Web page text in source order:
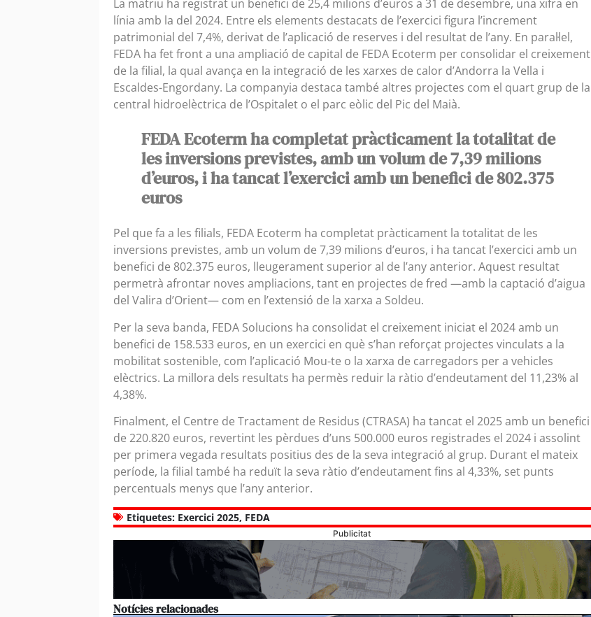
La matriu ha registrat un benefici de 25,4 milions d’euros a 31 de desembre, una xifra en
línia amb la del 2024. Entre els elements destacats de l’exercici figura l’increment
patrimonial del 7,4%, derivat de l’aplicació de reserves i del resultat de l’any. En paral·lel,
FEDA ha fet front a una ampliació de capital de FEDA Ecoterm per consolidar el creixement
de la filial, la qual avança en la integració de les xarxes de calor d’Andorra la Vella i
Escaldes-Engordany. La companyia destaca també altres projectes com el quart grup de la
central hidroelèctrica de l’Ospitalet o el parc eòlic del Pic del Maià.
FEDA Ecoterm ha completat pràcticament la totalitat de
les inversions previstes, amb un volum de 7,39 milions
d’euros, i ha tancat l’exercici amb un benefici de 802.375
euros
Pel que fa a les filials, FEDA Ecoterm ha completat pràcticament la totalitat de les
inversions previstes, amb un volum de 7,39 milions d’euros, i ha tancat l’exercici amb un
benefici de 802.375 euros, lleugerament superior al de l’any anterior. Aquest resultat
permetrà afrontar noves ampliacions, tant en projectes de fred —amb la captació d’aigua
del Valira d’Orient— com en l’extensió de la xarxa a Soldeu.
Per la seva banda, FEDA Solucions ha consolidat el creixement iniciat el 2024 amb un
benefici de 158.533 euros, en un exercici en què s’han reforçat projectes vinculats a la
mobilitat sostenible, com l’aplicació Mou-te o la xarxa de carregadors per a vehicles
elèctrics. La millora dels resultats ha permès reduir la ràtio d’endeutament del 11,23% al
4,38%.
Finalment, el Centre de Tractament de Residus (CTRASA) ha tancat el 2025 amb un benefici
de 220.820 euros, revertint les pèrdues d’uns 500.000 euros registrades el 2024 i assolint
per primera vegada resultats positius des de la seva integració al grup. Durant el mateix
període, la filial també ha reduït la seva ràtio d’endeutament fins al 4,33%, set punts
percentuals menys que l’any anterior.
Etiquetes: Exercici 2025, FEDA
Publicitat
Notícies relacionades